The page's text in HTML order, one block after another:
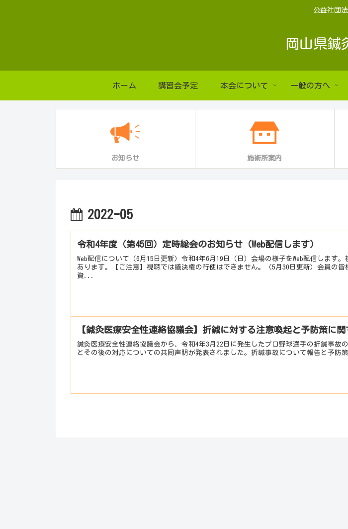
公益社団
岡山県鍼
ホーム 講習会予定 本会について 一般の方へ
お知らせ 施術所案内
2022-05
令和4年度（第45回）定時総会のお知らせ（Web配信します）
Web配信について（6月15日更新）令和4年6月19日（日）会場の様子をWeb配信します
あります。【ご注意】視聴では議決権の行使はできません。（5月30日更新）会員の皆
資...
【鍼灸医療安全性連絡協議会】折鍼に対する注意喚起と予防策に関
鍼灸医療安全性連絡協議会から、令和4年3月22日に発生したプロ野球選手の折鍼事故
とその後の対応についての共同声明が発表されました。折鍼事故について報告と予防